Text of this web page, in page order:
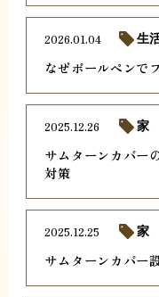
なぜボールペンで
2026.01.04 生
サムターンカバー
対策
2025.12.26 家
サムターンカバー
2025.12.25 家